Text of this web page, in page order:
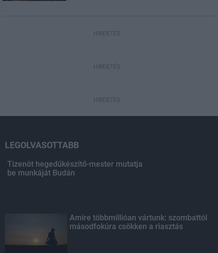
HIRDETÉS
HIRDETÉS
HIRDETÉS
LEGOLVASOTTABB
Tizenöt hegedűkészítő-mester mutatja
be munkáját Budán
Amire többmillióan vártunk: szombattól
másodfokúra csökken a riasztás